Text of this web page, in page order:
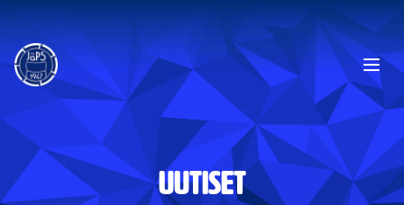
UUTISET